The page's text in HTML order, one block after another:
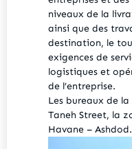
niveaux de la
ainsi que des
destination, le
exigences de
logistiques et
de l’entreprise.
Les bureaux de
Taneh Street, la
Havane – Ashdod.